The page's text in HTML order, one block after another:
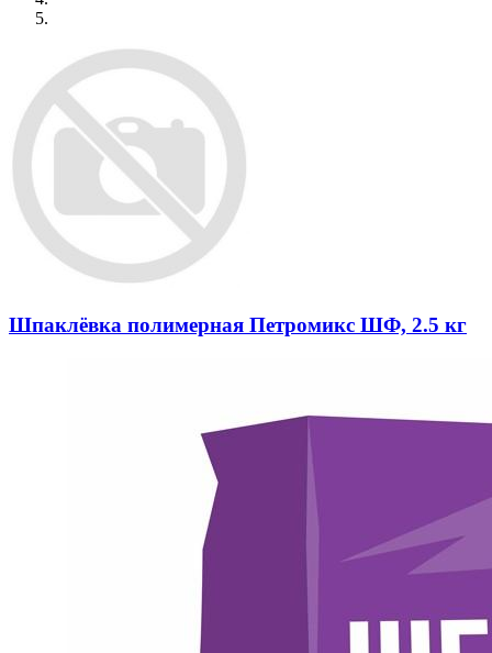
Шпаклёвка полимерная Петромикс ШФ, 2.5 кг